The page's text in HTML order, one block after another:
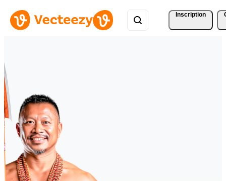
Inscription